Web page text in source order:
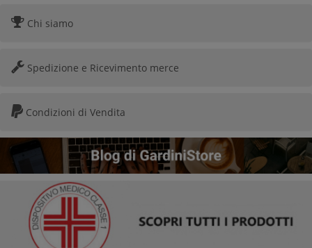
Chi siamo
Spedizione e Ricevimento merce
Condizioni di Vendita